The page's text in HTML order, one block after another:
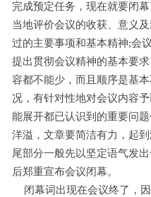
完成预定任务，现在就要闭
当地评价会议的收获、意义
过的主要事项和基本精神;会
提出贯彻会议精神的基本要
容都不能少，而且顺序是基
况，有针对性地对会议内容
能展开都已认识到的重要问
洋溢，文章要简洁有力，起
尾部分一般先以坚定语气发
后郑重宣布会议闭幕。
闭幕词出现在会议终了，